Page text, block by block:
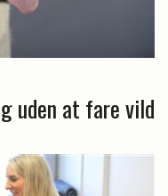
uden at fare vild